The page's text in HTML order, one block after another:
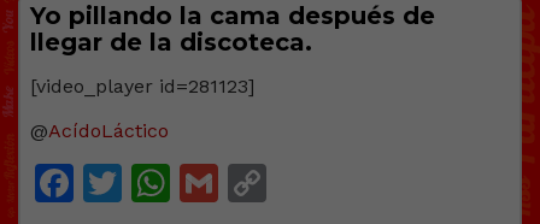
Yo pillando la cama después de
llegar de la discoteca.
[video_player id=281123]
@AcídoLáctico
Facebook
Twitter
WhatsApp
Gmail